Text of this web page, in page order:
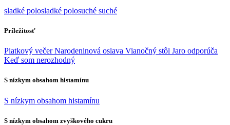
sladké polosladké polosuché suché
Príležitosť
Piatkový večerNarodeninová oslava Vianočný stôl Jaro odporúča
Keď som nerozhodný
S nízkym obsahom histamínu
S nízkym obsahom histamínu
S nízkym obsahom zvyškového cukru